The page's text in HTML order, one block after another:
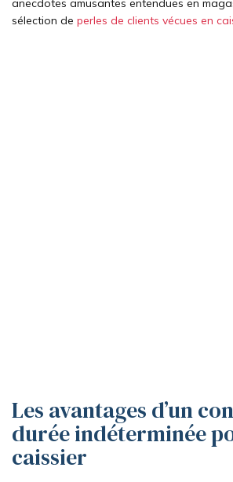
anecdotes amusantes entendues en
sélection de perles de clients vécues en
Les avantages d’un
durée indéterminée
caissier